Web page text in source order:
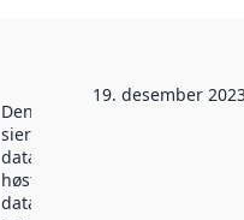
Denne datoen
sier når
datasettet ble
høstet av
data.norge.no.
19. desember